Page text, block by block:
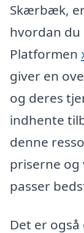
Skærbæk,
hvordan du
Platformen
giver en
og deres
indhente
denne
priserne og
passer
Det er